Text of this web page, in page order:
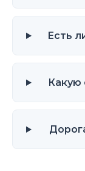
Есть
Какую